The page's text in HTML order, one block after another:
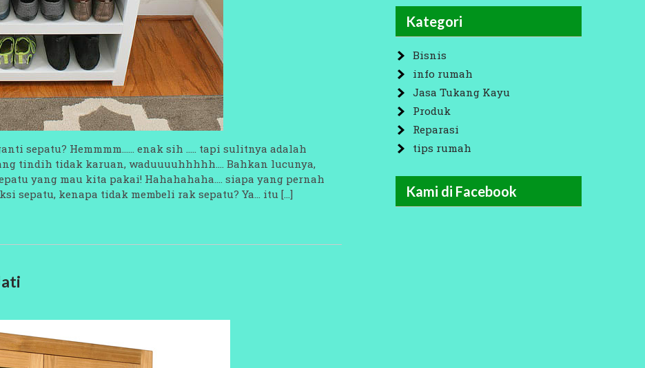
sepatu? Hemmmm…… enak sih ….. tapi sulitnya adalah
tindih tidak karuan, waduuuuhhhhh…. Bahkan lucunya,
yang mau kita pakai! Hahahahaha…. siapa yang pernah
sepatu, kenapa tidak membeli rak sepatu? Ya… itu […]
Kategori
Bisnis
info rumah
Jasa Tukang Kayu
Produk
Reparasi
tips rumah
Kami di Facebook